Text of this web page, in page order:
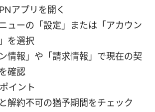
アプリを開く
ューの「設定」または「アカウン
を選択
ン情報」や「請求情報」で現在の契
確認
イント
解約不可の猶予期間をチェック